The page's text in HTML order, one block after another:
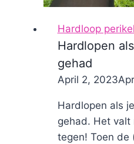
Hardloop
Hardlopen
gehad
ByNicole
April 2, 2023
Hardlopen als
gehad. Het valt
tegen! Toen de